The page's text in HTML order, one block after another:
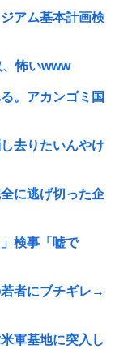
アム基本計画検
、怖いwww
。アカンゴミ国
去りたいんやけ
に逃げ切った企
検事「嘘で
者にブチギレ→
軍基地に突入し